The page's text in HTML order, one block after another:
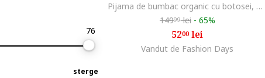
Pijama de bumbac organic cu botosei, Albastru deschis
14999lei - 65%
5200lei
Vandut de Fashion Days
76
sterge